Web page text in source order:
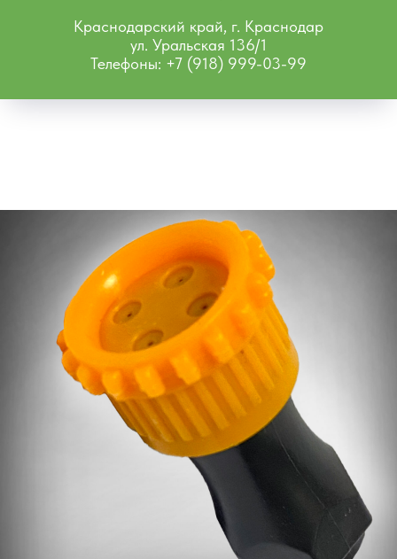
Краснодарский край, г. Краснодар
ул. Уральская 136/1
Телефоны: +7 (918) 999-03-99